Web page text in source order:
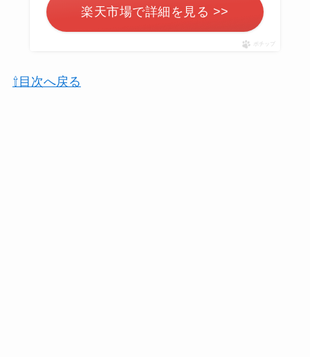
楽天市場で詳細を見る >>
ポチップ
⇧目次へ戻る